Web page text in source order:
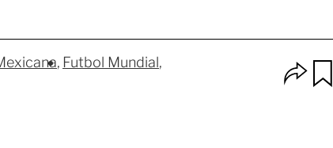
Futbol Mundial
p